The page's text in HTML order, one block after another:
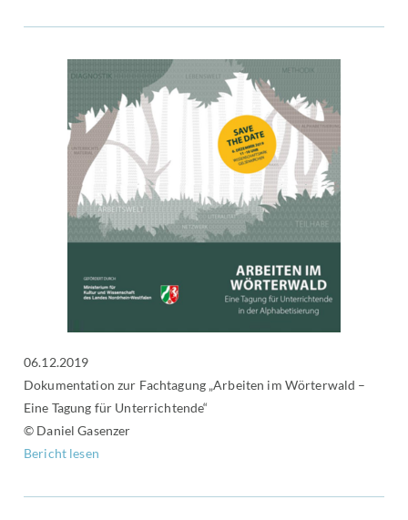
06.12.2019
Dokumentation zur Fachtagung „Arbeiten im Wörterwald –
Eine Tagung für Unterrichtende“
© Daniel Gasenzer
Bericht lesen